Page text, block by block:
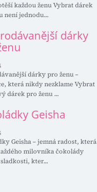
každou ženu Vybrat dárek
není jednodu...
dárky
dárky pro ženu –
která nikdy nezklame Vybrat
dárek pro ženu ...
Geisha
Geisha – jemná radost, která
milovníka čokolády
kter...